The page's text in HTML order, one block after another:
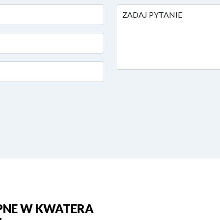
ZADAJ PYTANIE
W KWATERA